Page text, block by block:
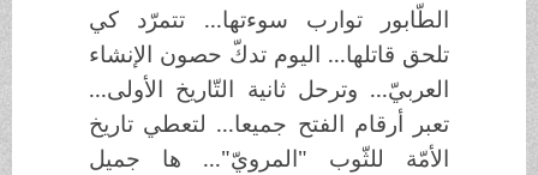
الطّابور توارب سوءتها... تتمرّد كي
تلحق قاتلها... اليوم تدكّ حصون الإنشاء
العربيّ... وترحل ثانية التّاريخ الأولى...
تعبر أرقام الفتح جميعا... لتعطي تاريخ
الأمّة للثّوب "المرويّ"... ها جميل